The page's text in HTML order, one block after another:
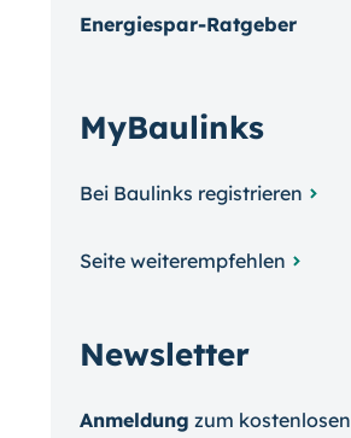
Energiespar-Ratgeber
MyBaulinks
Bei Baulinks registrieren
Seite weiterempfehlen
Newsletter
Anmeldung zum kosten­losen